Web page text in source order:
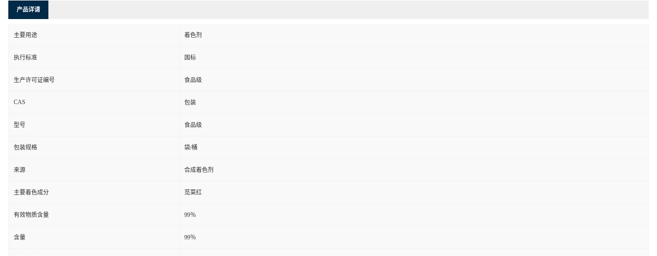
产品详请
主要用途 着色剂
执行标准 国标
生产许可证编号 食品级
CAS 包装
型号 食品级
包装规格 袋/桶
来源 合成着色剂
主要着色成分 苋菜红
有效物质含量 99％
含量 99％